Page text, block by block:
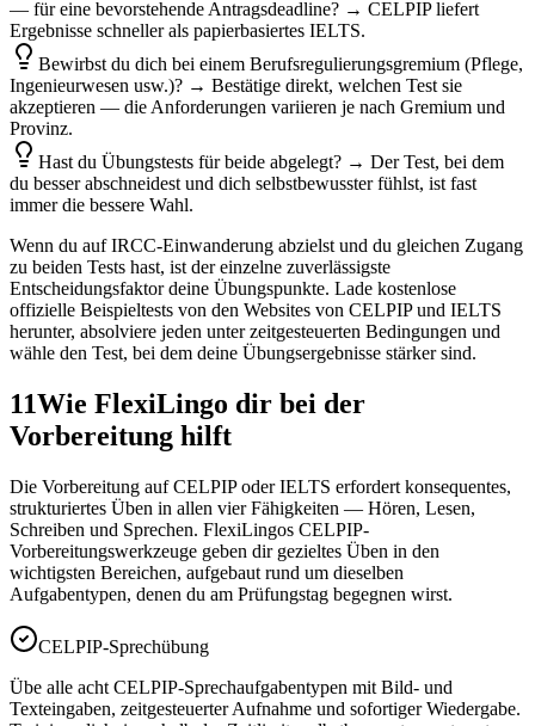
— für eine bevorstehende Antragsdeadline? → CELPIP liefert
Ergebnisse schneller als papierbasiertes IELTS.
Bewirbst du dich bei einem Berufsregulierungsgremium (Pflege,
Ingenieurwesen usw.)? → Bestätige direkt, welchen Test sie
akzeptieren — die Anforderungen variieren je nach Gremium und
Provinz.
Hast du Übungstests für beide abgelegt? → Der Test, bei dem
du besser abschneidest und dich selbstbewusster fühlst, ist fast
immer die bessere Wahl.
Wenn du auf IRCC-Einwanderung abzielst und du gleichen Zugang
zu beiden Tests hast, ist der einzelne zuverlässigste
Entscheidungsfaktor deine Übungspunkte. Lade kostenlose
offizielle Beispieltests von den Websites von CELPIP und IELTS
herunter, absolviere jeden unter zeitgesteuerten Bedingungen und
wähle den Test, bei dem deine Übungsergebnisse stärker sind.
11Wie FlexiLingo dir bei der
Vorbereitung hilft
Die Vorbereitung auf CELPIP oder IELTS erfordert konsequentes,
strukturiertes Üben in allen vier Fähigkeiten — Hören, Lesen,
Schreiben und Sprechen. FlexiLingos CELPIP-
Vorbereitungswerkzeuge geben dir gezieltes Üben in den
wichtigsten Bereichen, aufgebaut rund um dieselben
Aufgabentypen, denen du am Prüfungstag begegnen wirst.
CELPIP-Sprechübung
Übe alle acht CELPIP-Sprechaufgabentypen mit Bild- und
Texteingaben, zeitgesteuerter Aufnahme und sofortiger Wiedergabe.